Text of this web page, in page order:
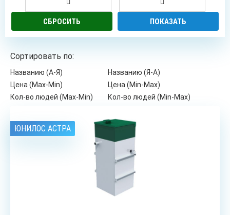
Сортировать по:
Названию (А-Я)
Названию (Я-А)
Цена (Max-Min)
Цена (Min-Max)
Кол-во людей (Max-Min)
Кол-во людей (Min-Max)
ЮНИЛОС АСТРА